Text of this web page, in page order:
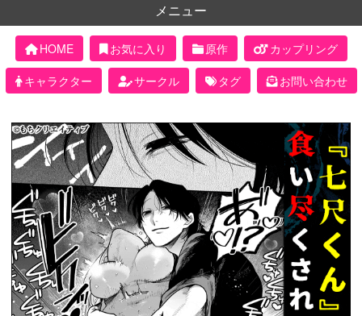
メニュー
HOME お気に入り 原作
カップリング
キャラクター
サークル タグ お問い合わせ